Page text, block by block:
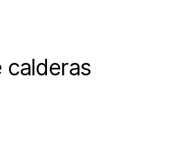
calderas